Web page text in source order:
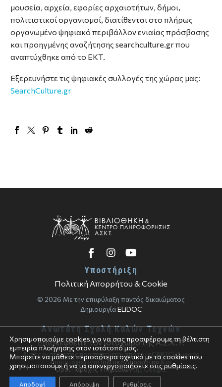
μουσεία, αρχεία, εφορίες αρχαιοτήτων, δήμοι,
πολιτιστικοί οργανισμοί, διατίθενται στο πλήρως
οργανωμένο ψηφιακό περιβάλλον ενιαίας πρόσβασης
και προηγμένης αναζήτησης searchculture.gr που
αναπτύχθηκε από το ΕΚΤ.
Εξερευνήστε τις ψηφιακές συλλογές της χώρας μας:
SearchCulture.gr
Υποστήριξη
Πολιτική Απορρήτου & Cookie
© 2026 Με την επιφύλαξη παντός δικαιώματος
ΔημιουργίαELiDOC
Ανωτάτη Σχολή Καλών Τεχνών
Επισκεφθείτε τον ιστοχώρο της Α.Σ.Κ.Τ.
Αυτός ο ιστότοπος προστατεύεται από το reCAPTCHA για το
οποίο ισχύουν ηΠολιτική Απορρήτου& οι
Όροι Παροχής Υπηρεσιώντης Google.
Χρησιμοποιούμε cookies για να σας προσφέρουμε τη βέλτιστη
εμπειρία πλοήγησης στον ιστότοπό μας.
Μπορείτε να μάθετε περισσότερα σχετικά με τα cookies που
χρησιμοποιούμε ή να τα απενεργοποιήσετε στιςρυθμίσεις.
Αποδοχή Απόρριψη Ρυθμίσεις